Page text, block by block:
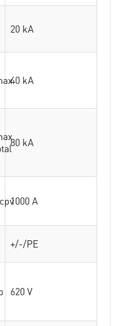
20 kA
40 kA
80 kA
1000 A
+/-/PE
620 V